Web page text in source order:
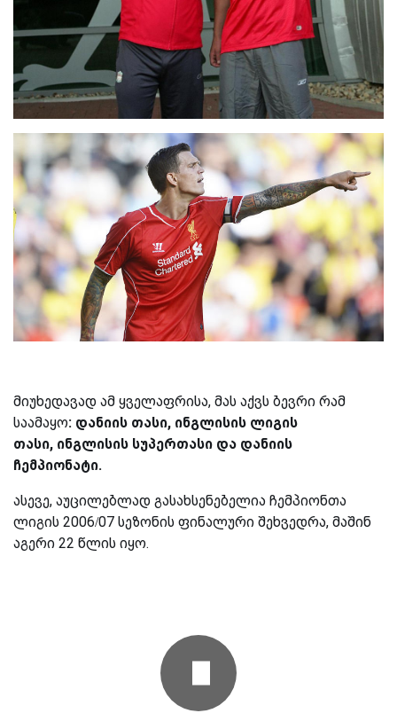
მიუხედავად ამ ყველაფრისა, მას აქვს ბევრი რამ
საამაყო: დანიის თასი, ინგლისის ლიგის
თასი, ინგლისის სუპერთასი და დანიის
ჩემპიონატი.
ასევე, აუცილებლად გასახსენებელია ჩემპიონთა
ლიგის 2006/07 სეზონის ფინალური შეხვედრა, მაშინ
აგერი 22 წლის იყო.